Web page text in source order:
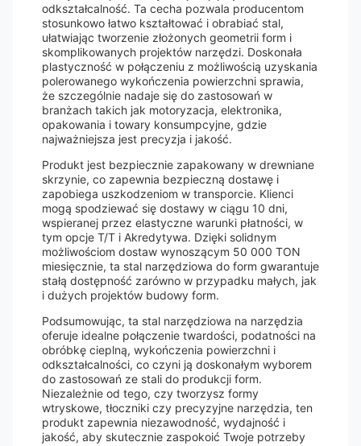
odkształcalność. Ta cecha pozwala producentom
stosunkowo łatwo kształtować i obrabiać stal,
ułatwiając tworzenie złożonych geometrii form i
skomplikowanych projektów narzędzi. Doskonała
plastyczność w połączeniu z możliwością uzyskania
polerowanego wykończenia powierzchni sprawia,
że ​​szczególnie nadaje się do zastosowań w
branżach takich jak motoryzacja, elektronika,
opakowania i towary konsumpcyjne, gdzie
najważniejsza jest precyzja i jakość.
Produkt jest bezpiecznie zapakowany w drewniane
skrzynie, co zapewnia bezpieczną dostawę i
zapobiega uszkodzeniom w transporcie. Klienci
mogą spodziewać się dostawy w ciągu 10 dni,
wspieranej przez elastyczne warunki płatności, w
tym opcje T/T i Akredytywa. Dzięki solidnym
możliwościom dostaw wynoszącym 50 000 TON
miesięcznie, ta stal narzędziowa do form gwarantuje
stałą dostępność zarówno w przypadku małych, jak
i dużych projektów budowy form.
Podsumowując, ta stal narzędziowa na narzędzia
oferuje idealne połączenie twardości, podatności na
obróbkę cieplną, wykończenia powierzchni i
odkształcalności, co czyni ją doskonałym wyborem
do zastosowań ze stali do produkcji form.
Niezależnie od tego, czy tworzysz formy
wtryskowe, tłoczniki czy precyzyjne narzędzia, ten
produkt zapewnia niezawodność, wydajność i
jakość, aby skutecznie zaspokoić Twoje potrzeby